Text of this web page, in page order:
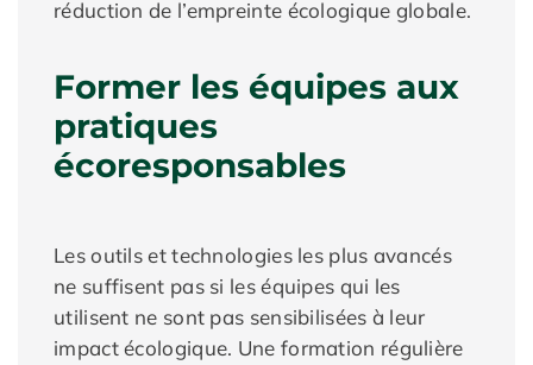
réduction de l’empreinte écologique globale.
Former les équipes aux
pratiques
écoresponsables
Les outils et technologies les plus avancés
ne suffisent pas si les équipes qui les
utilisent ne sont pas sensibilisées à leur
impact écologique. Une formation régulière